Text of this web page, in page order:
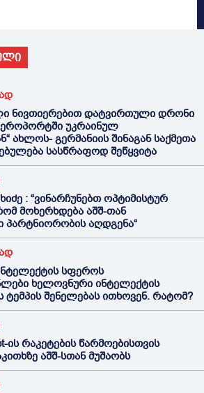
ნივთიერებით დატვირთული დრონი
უკრაინულ
ახლოს- გერმანიის შინაგან საქმეთა
სასწრაფოდ შეწყვიტა
: “ვინარჩუნებთ ოპტიმისტურ
მოხერხდება აშშ-თან
პარტნიორობის აღდგენა“
სფეროს
ხელოვნური ინტელექტის
ტემპის შენელებას ითხოვენ. რატომ?
ის რაკეტების წარმოებისთვის
აშშ-სთან მუშაობს